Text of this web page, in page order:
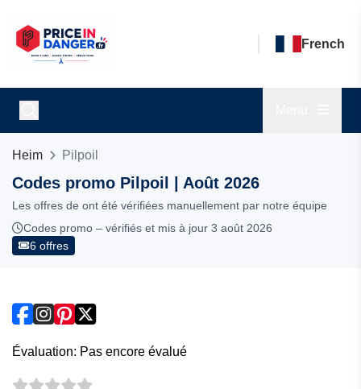
French
Heim Pilpoil
Codes promo Pilpoil | Août 2026
Les offres de ont été vérifiées manuellement par notre équipe
Codes promo – vérifiés et mis à jour 3 août 2026
6 offres
Évaluation: Pas encore évalué